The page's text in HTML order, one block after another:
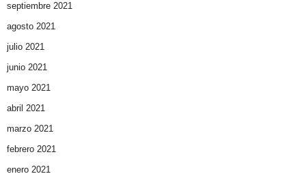
septiembre 2021
agosto 2021
julio 2021
junio 2021
mayo 2021
abril 2021
marzo 2021
febrero 2021
enero 2021